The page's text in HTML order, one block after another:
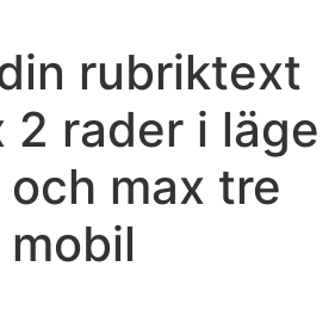
rubriktext
2 rader i läge
max tre